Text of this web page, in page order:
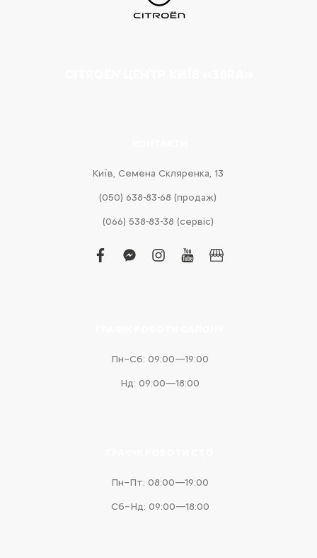
Київ, Cемена Скляренка, 13
(050) 638-83-68 (продаж)
(066) 538-83-38 (сервіс)
facebook
facebook-
instagram
youtubebusiness
Пн–Сб: 09:00—19:00
Нд: 09:00—18:00
Пн–Пт: 08:00—19:00
Сб–Нд: 09:00—18:00